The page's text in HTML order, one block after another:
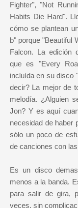
Fighter", "Not
Habits Die Hard".
cómo se plantean
b" porque "Beautiful
Falcon. La edición
que es "Every
incluída en su disco
decir? La mejor de
melodía. ¿Alguien
Jon? Y es aquí
necesidad de haber
sólo un poco de
de canciones con
Es un disco
menos a la banda.
para salir de gira,
veces, sin